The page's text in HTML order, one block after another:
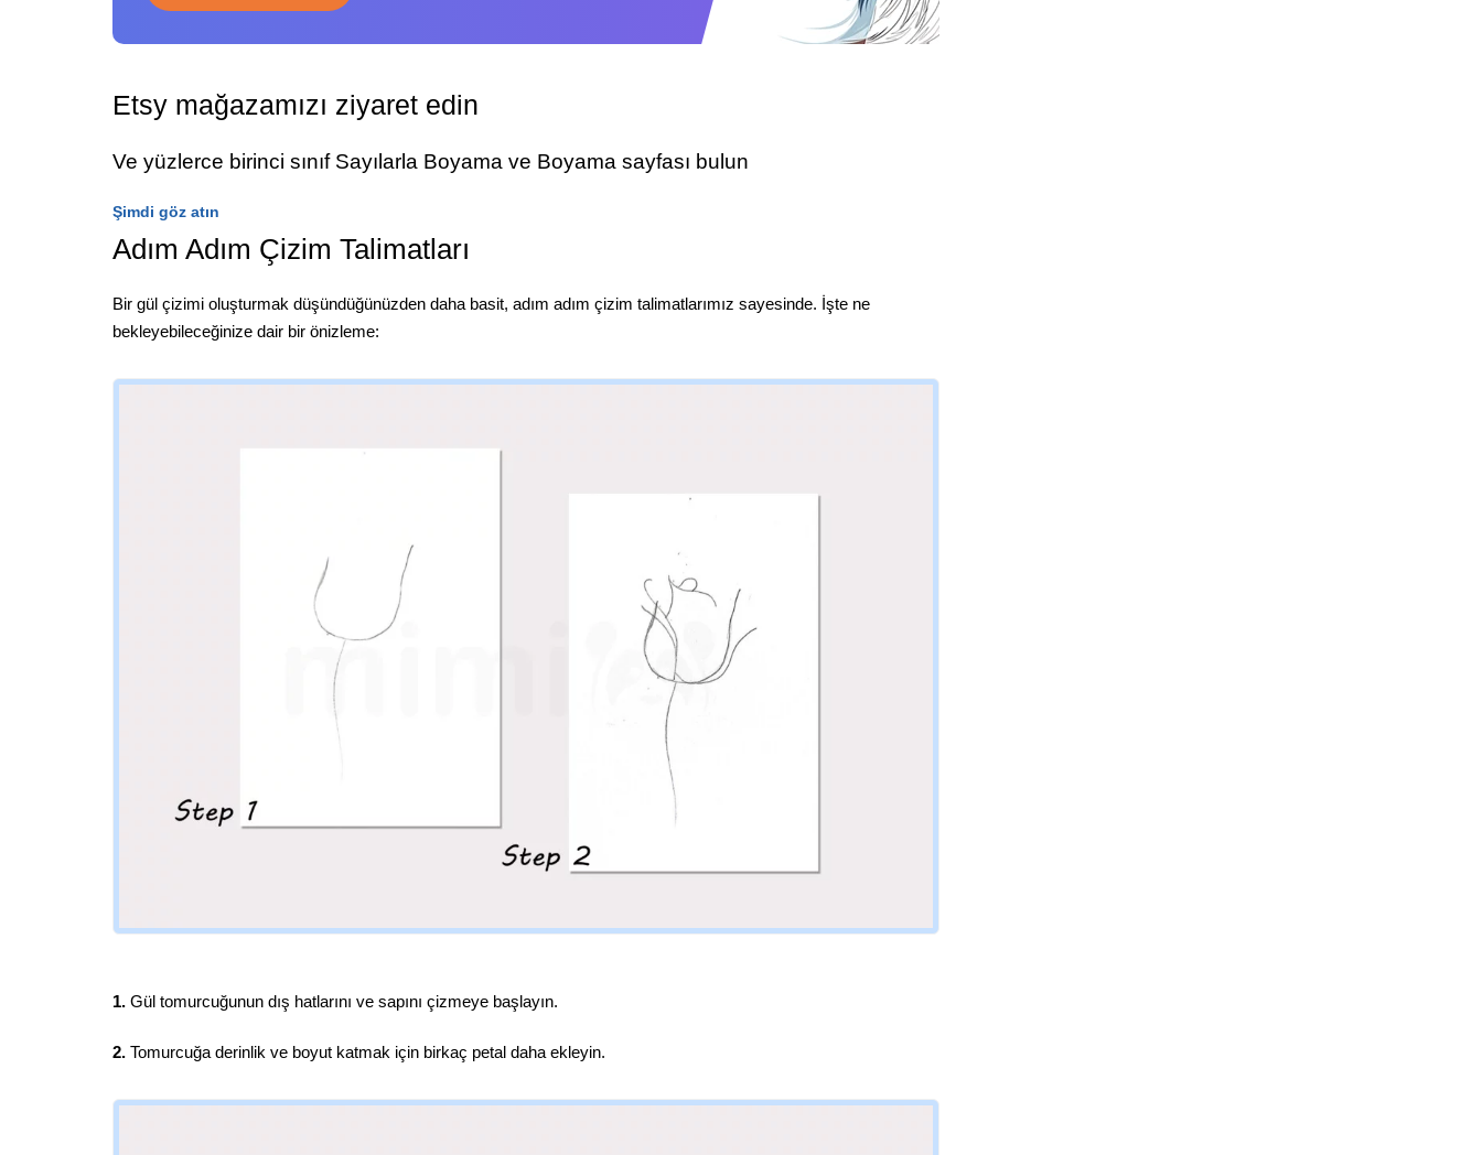
Etsy mağazamızı ziyaret edin
Ve yüzlerce birinci sınıf Sayılarla Boyama ve Boyama sayfası bulun
Şimdi göz atın
Adım Adım Çizim Talimatları
Bir gül çizimi oluşturmak düşündüğünüzden daha basit, adım adım çizim talimatlarımız sayesinde. İşte ne
bekleyebileceğinize dair bir önizleme:
1. Gül tomurcuğunun dış hatlarını ve sapını çizmeye başlayın.
2. Tomurcuğa derinlik ve boyut katmak için birkaç petal daha ekleyin.